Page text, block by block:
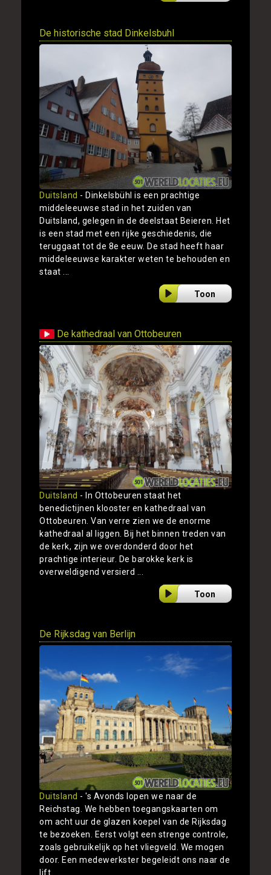
De historische stad Dinkelsbuhl
Duitsland - Dinkelsbühl is een prachtige
middeleeuwse stad in het zuiden van
Duitsland, gelegen in de deelstaat Beieren. Het
is een stad met een rijke geschiedenis, die
teruggaat tot de 8e eeuw. De stad heeft haar
middeleeuwse karakter weten te behouden en
staat ...
Toon
De kathedraal van Ottobeuren
Duitsland - In Ottobeuren staat het
benedictijnen klooster en kathedraal van
Ottobeuren. Van verre zien we de enorme
kathedraal al liggen. Bij het binnen treden van
de kerk, zijn we overdonderd door het
prachtige interieur. De barokke kerk is
overweldigend versierd ...
Toon
De Rijksdag van Berlijn
Duitsland - 's Avonds lopen we naar de
Reichstag. We hebben toegangskaarten om
om acht uur de glazen koepel van de Rijksdag
te bezoeken. Eerst volgt een strenge controle,
zoals gebruikelijk op het vliegveld. We mogen
door. Een medewerkster begeleidt ons naar de
lift. ...